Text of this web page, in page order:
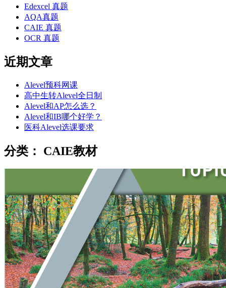
Edexcel 真题
AQA真题
CAIE 真题
OCR 真题
近期文章
Alevel预科网课
高中生转Alevel全日制
Alevel和AP怎么选？
Alevel和IB哪个好学？
医科Alevel选课要求
分类： CAIE教材